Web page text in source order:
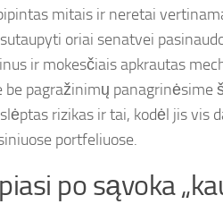
mitais ir neretai
oriai senatvei
ir mokesčiais apkrautas
pagražinimų panagrinėsime
rizikas ir tai, kodėl jis vis
portfeliuose.
po sąvoka